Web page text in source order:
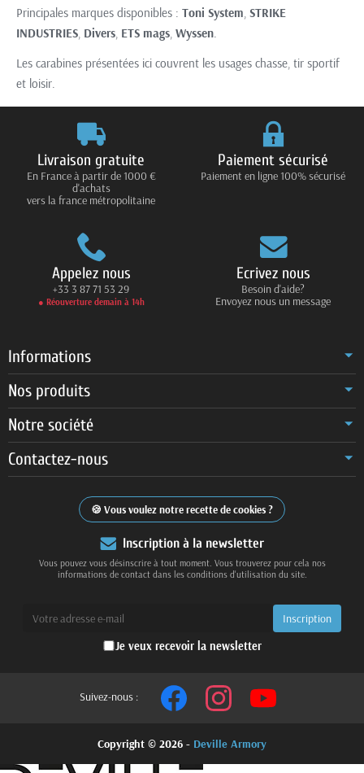
Principales marques disponibles : Toni System STRIKE
INDUSTRIES Divers ETS mags Wyssen
Les carabines présentées ici couvrent les usages chasse, tir sportif
et loisir.
Livraison gratuite
En France à partir de 1000 €
d'achats
vers la france métropolitaine
Paiement sécurisé
Paiement en ligne 100% sécurisé
Appelez nous
+33 3 87 71 53 29
● Réouverture demain à 14h
Ecrivez nous
Besoin d'aide?
Envoyez nous un message
Informations
Nos produits
Notre société
Contactez-nous
Vous voulez notre recette de cookies ?
Inscription à la newsletter
Vous pouvez vous désinscrire à tout moment. Vous trouverez pour cela nos
informations de contact dans les conditions d'utilisation du site.
Je veux recevoir la newsletter
Suivez-nous :
Copyright © 2026 - Deville Armory